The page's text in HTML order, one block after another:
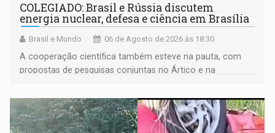
COLEGIADO: Brasil e Rússia discutem
energia nuclear, defesa e ciência em Brasília
Brasil e Mundo 06 de Agosto de 2026 às 18:30
A cooperação científica também esteve na pauta, com
propostas de pesquisas conjuntas no Ártico e na